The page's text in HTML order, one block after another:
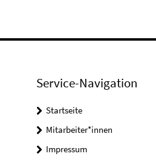
Service-Navigation
Startseite
Mitarbeiter*innen
Impressum